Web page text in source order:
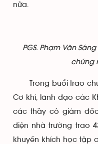
nữa.
PGS. Phạm Văn
chứng
Trong buổi trao
Cơ khí, lãnh đạo các
các thầy cô giám
diện nhà trường trao
khuyến khích học tập